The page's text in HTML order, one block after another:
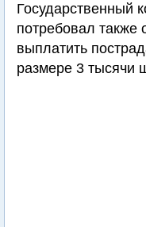
Государственный
потребовал также
выплатить
размере 3 тысячи